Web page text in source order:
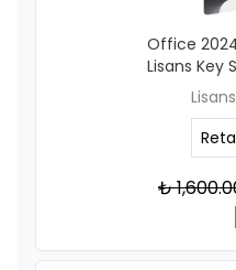
Office
Lisans Key
₺